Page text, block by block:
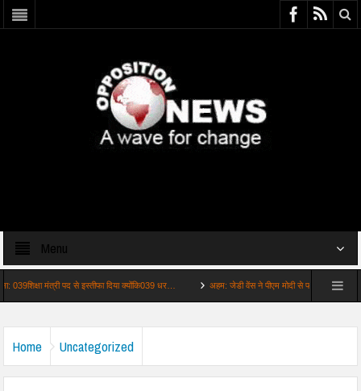
Menu
मंत्री पद से इस्तीफा दिया क्योंकि039 धर… अहम: जेडी वेंस ने पीएम मोदी से फोन पर की बात भारतUS
Home Uncategorized